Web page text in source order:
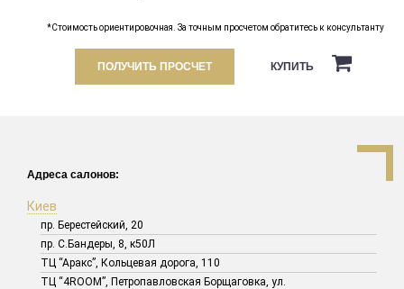
*Стоимость ориентировочная. За точным просчетом обратитесь к консультанту
ПОЛУЧИТЬ ПРОСЧЕТ КУПИТЬ
Адреса салонов:
Киев
пр. Берестейский, 20
пр. С.Бандеры, 8, к50Л
ТЦ “Аракс”, Кольцевая дорога, 110
ТЦ “4ROOM”, Петропавловская Борщаговка, ул.